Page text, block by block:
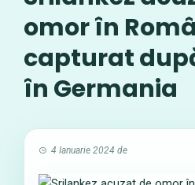
omor în
capturat
în Germania
4 Ianuarie 2024 de